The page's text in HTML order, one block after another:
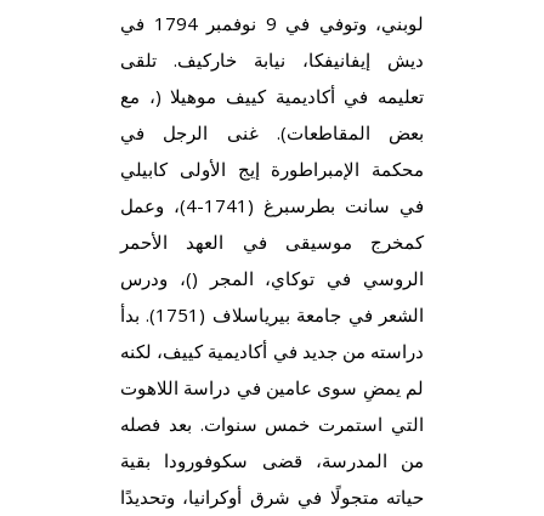
لوبني، وتوفي في 9 نوفمبر 1794 في
ديش إيفانيفكا، نيابة خاركيف. تلقى
تعليمه في أكاديمية كييف موهيلا (، مع
بعض المقاطعات). غنى الرجل في
محكمة الإمبراطورة إيج الأولى كابيلي
في سانت بطرسبرغ (1741-4)، وعمل
كمخرج موسيقى في العهد الأحمر
الروسي في توكاي، المجر ()، ودرس
الشعر في جامعة بيرياسلاف (1751). بدأ
دراسته من جديد في أكاديمية كييف، لكنه
لم يمضِ سوى عامين في دراسة اللاهوت
التي استمرت خمس سنوات. بعد فصله
من المدرسة، قضى سكوفورودا بقية
حياته متجولًا في شرق أوكرانيا، وتحديدًا